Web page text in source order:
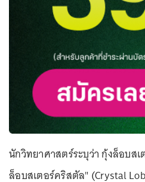
นักวิทยาศาสตร์ระบุว่า กุ้งล็อบส
ล็อบสเตอร์คริสตัล" (Crystal